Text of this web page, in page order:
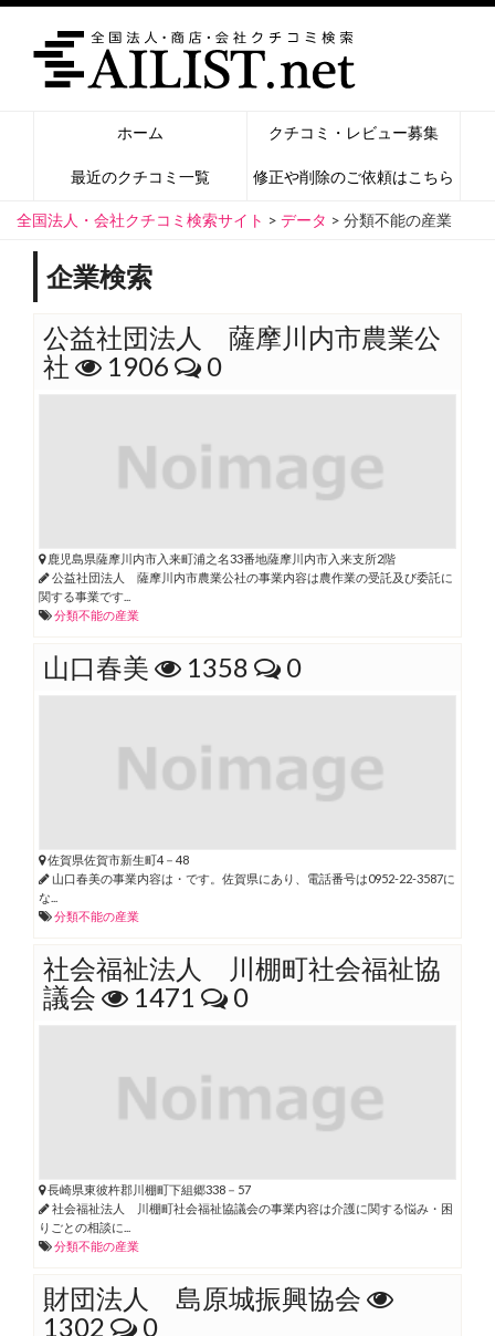
ホーム クチコミ・レビュー募集
最近のクチコミ一覧 修正や削除のご依頼はこちら
全国法人・会社クチコミ検索サイト > データ > 分類不能の産業
企業検索
公益社団法人 薩摩川内市農業公
社
1906 0
鹿児島県薩摩川内市入来町浦之名33番地薩摩川内市入来支所2階
公益社団法人 薩摩川内市農業公社の事業内容は農作業の受託及び委託に
関する事業です...
分類不能の産業
山口春美 1358 0
佐賀県佐賀市新生町4－48
山口春美の事業内容は・です。佐賀県にあり、電話番号は0952-22-3587に
な...
分類不能の産業
社会福祉法人 川棚町社会福祉協
議会
1471 0
長崎県東彼杵郡川棚町下組郷338－57
社会福祉法人 川棚町社会福祉協議会の事業内容は介護に関する悩み・困
りごとの相談に...
分類不能の産業
財団法人 島原城振興協会
1302
0